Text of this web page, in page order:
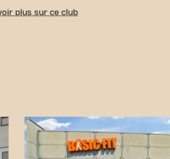
FACILE
est facilement accessible. Avec notre
été aussi simple. Venez au Basic-Fit
Les-Corbeil Allee Louis Tillet à Saint-
les-Corbeil et faites partie de notre
fitness.
plus sur ce club